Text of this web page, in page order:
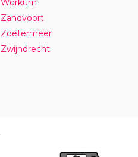
Zandvoort
Zoetermeer
Zwijndrecht